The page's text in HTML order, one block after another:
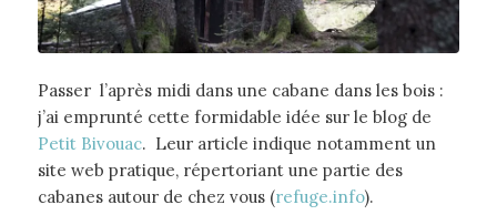
Passer l’après midi dans une cabane dans les bois :
j’ai emprunté cette formidable idée sur le blog de
Petit Bivouac. Leur article indique notamment un
site web pratique, répertoriant une partie des
cabanes autour de chez vous (refuge.info).